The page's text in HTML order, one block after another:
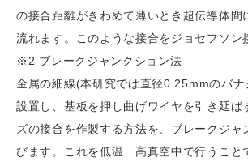
の接合距離がきわめて薄いとき超伝導体間
流れます。このような接合をジョセフソン
※2 ブレークジャンクション法
金属の細線(本研究では直径0.25mmのバナ
設置し、基板を押し曲げワイヤを引き延ば
ズの接合を作製する方法を、ブレークジャ
びます。これを低温、高真空中で行うこと